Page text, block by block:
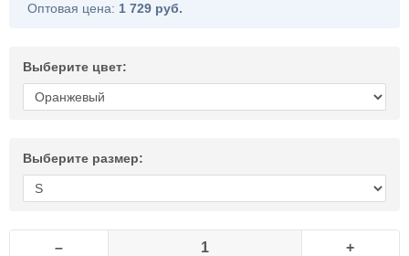
Оптовая цена: 1 729 руб.
Выберите цвет:
Выберите размер:
– +